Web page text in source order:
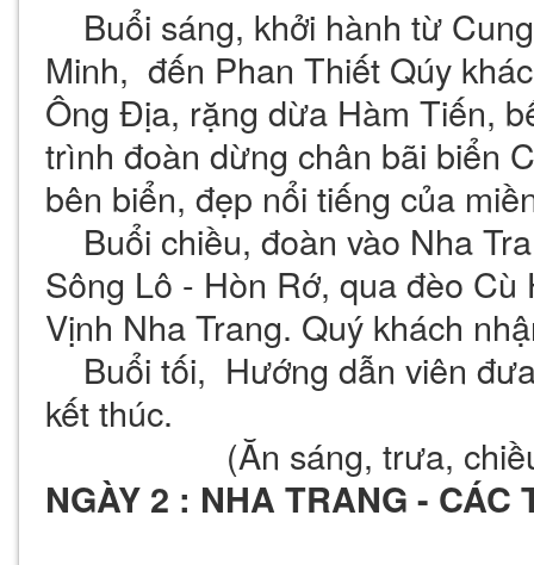
Buổi sáng, khởi hành từ
Minh, đến Phan Thiết Qúy
Ông Địa, rặng dừa Hàm Tiến,
trình đoàn dừng chân bãi biển
bên biển, đẹp nổi tiếng của
Buổi chiều, đoàn vào Nha
Sông Lô - Hòn Rớ, qua đèo
Vịnh Nha Trang. Quý khách
Buổi tối, Hướng dẫn viên
kết thúc.
(Ăn sáng, trưa,
NGÀY 2 : NHA TRANG - CÁC